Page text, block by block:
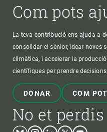
Com pots
La teva contribució ens ajuda a
consolidar el sènior, idear noves
climàtica, i accelerar la
científiques per prendre
DONAR COM
No et
BlueskyInstagram
LinkedinTwitterYoutube